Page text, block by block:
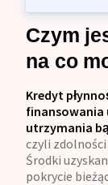
Czym
na co
Kredyt
finansowania
utrzymania
czyli
Środki
pokrycie